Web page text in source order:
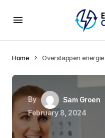
Home Overstappen
By
Sam Groen
February 8, 2024